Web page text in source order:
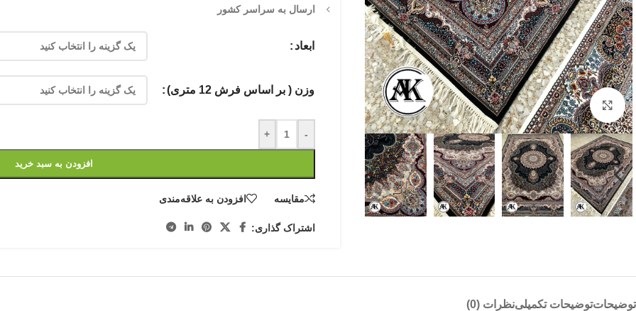
بزرگنمایی تصویر
ارسال به سراسر کشور
ابعاد
وزن ( بر اساس فرش 12 متری)
-
+
افزودن به سبد خرید
مقایسه افزودن به علاقه‌مندی
اشتراک گذاری:
توضیحاتتوضیحات تکمیلینظرات (0)